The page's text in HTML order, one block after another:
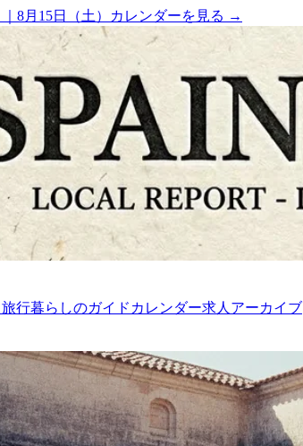
8月15日（土） カレンダーを見る →
旅行暮らしのガイド カレンダー求人 アーカイブ